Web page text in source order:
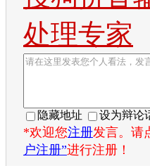
处理专家
隐藏地址 设为辩论
*欢迎您注册发言。请
户注册”进行注册！